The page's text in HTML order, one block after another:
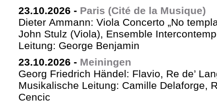
23.10.2026 - Paris (Cité de la Musique)
Dieter Ammann: Viola Concerto „No
John Stulz (Viola), Ensemble
Leitung: George Benjamin
23.10.2026 - Meiningen
Georg Friedrich Händel: Flavio, Re de’
Musikalische Leitung: Camille Delaforge,
Cencic